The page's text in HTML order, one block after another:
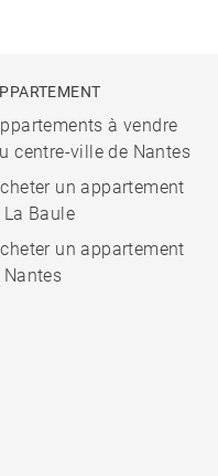
à vendre
centre-ville de Nantes
un appartement
La Baule
un appartement
Nantes